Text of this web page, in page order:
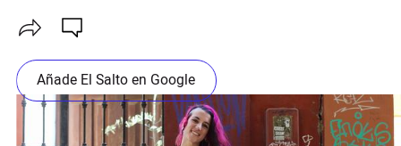
Añade El Salto en Google